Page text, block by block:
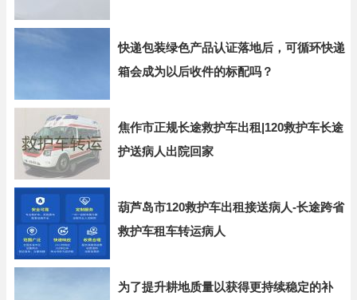
快递包装绿色产品认证落地后，可循环快递
箱会成为以后收件的标配吗？
焦作市正规长途救护车出租|120救护车长途
护送病人出院回家
葫芦岛市120救护车出租接送病人-长途跨省
救护车租车转运病人
为了提升耕地质量以获得更持续稳定的补